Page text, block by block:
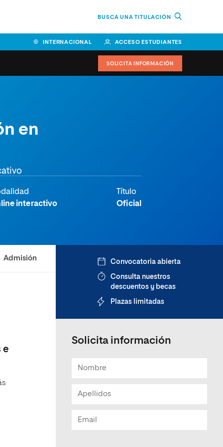
BUSCA UNA TITULACIÓN
INTERNACIONAL ACCESO ESTUDIANTES
SOLICITA INFORMACIÓN
en
interactivo
Título
Oficial
Admisión
e
Convocatoria abierta
Consulta nuestros
descuentos y becas
Plazas limitadas
Solicita información